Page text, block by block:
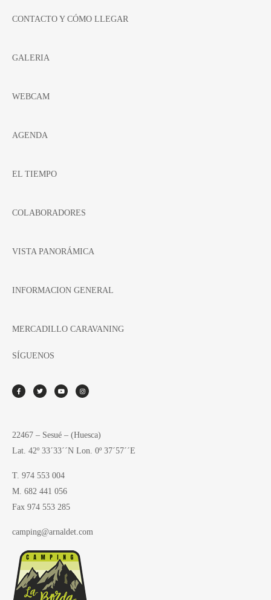
CONTACTO Y CÓMO LLEGAR
GALERIA
WEBCAM
AGENDA
EL TIEMPO
COLABORADORES
VISTA PANORÁMICA
INFORMACION GENERAL
MERCADILLO CARAVANING
SÍGUENOS
22467 – Sesué – (Huesca)
Lat. 42º 33´33´´N Lon. 0º 37´57´´E
T. 974 553 004
M. 682 441 056
Fax 974 553 285
camping@arnaldet.com